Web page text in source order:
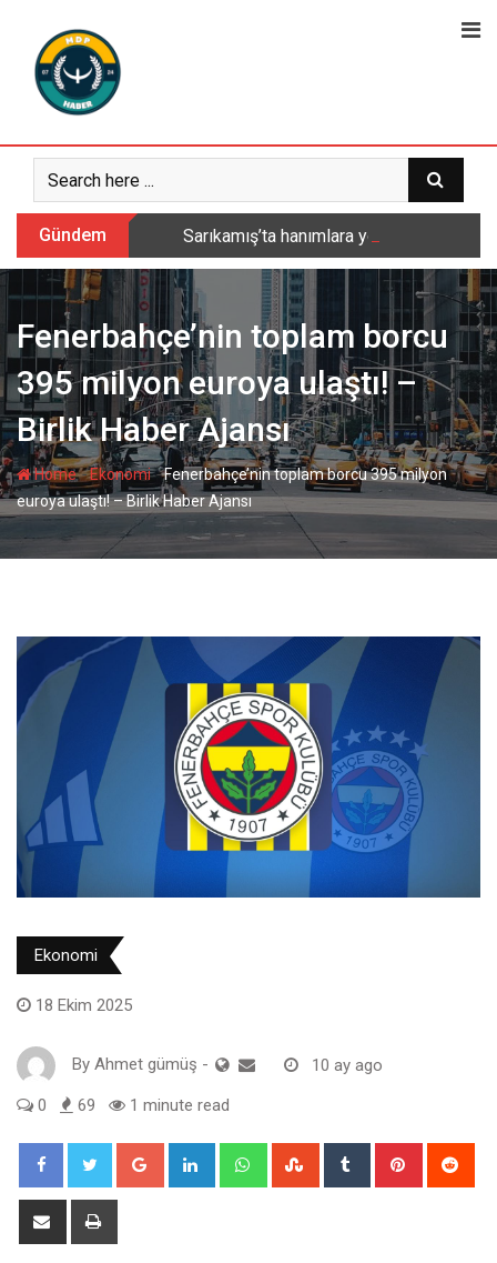
content
Gündem Sarıkamış’ta hanımlara yönelik
Fenerbahçe’nin toplam borcu
395 milyon euroya ulaştı! –
Birlik Haber Ajansı
Home-Ekonomi-Fenerbahçe’nin toplam borcu 395 milyon
euroya ulaştı! – Birlik Haber Ajansı
Ekonomi
18 Ekim 2025
By Ahmet gümüş - 10 ay ago
0 69 1 minute read
Google+ LinkedIn WhatsappStumbleUpon
Tumblr Pinterest
Share